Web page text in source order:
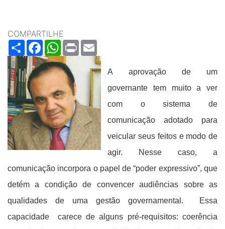
COMPARTILHE
ShareFacebookWhatsApp
Print
A aprovação de um
governante tem muito a ver
com o sistema de
comunicação adotado para
veicular seus feitos e modo de
agir. Nesse caso, a
comunicação incorpora o papel de “poder expressivo”, que
detém a condição de convencer audiências sobre as
qualidades de uma gestão governamental. Essa
capacidade carece de alguns pré-requisitos: coerência